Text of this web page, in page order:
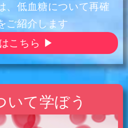
、低血糖について再確
ご紹介します
こちら ▶
いて学ぼう